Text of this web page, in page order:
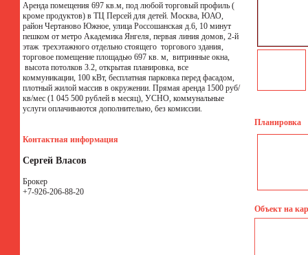
Аренда помещения 697 кв.м, под любой торговый профиль (
кроме продуктов) в ТЦ Персей для детей. Москва, ЮАО,
район Чертаново Южное, улица Россошанская д.6, 10 минут
пешком от метро Академика Янгеля, первая линия домов, 2-й
этаж трехэтажного отдельно стоящего торгового здания,
торговое помещение площадью 697 кв. м, витринные окна,
высота потолков 3.2, открытая планировка, все
коммуникации, 100 кВт, бесплатная парковка перед фасадом,
плотный жилой массив в окружении. Прямая аренда 1500 руб/
кв/мес (1 045 500 рублей в месяц), УСНО, коммунальные
услуги оплачиваются дополнительно, без комиссии.
Контактная информация
Сергей Власов
Брокер
+7-926-206-88-20
Планировка
Объект на